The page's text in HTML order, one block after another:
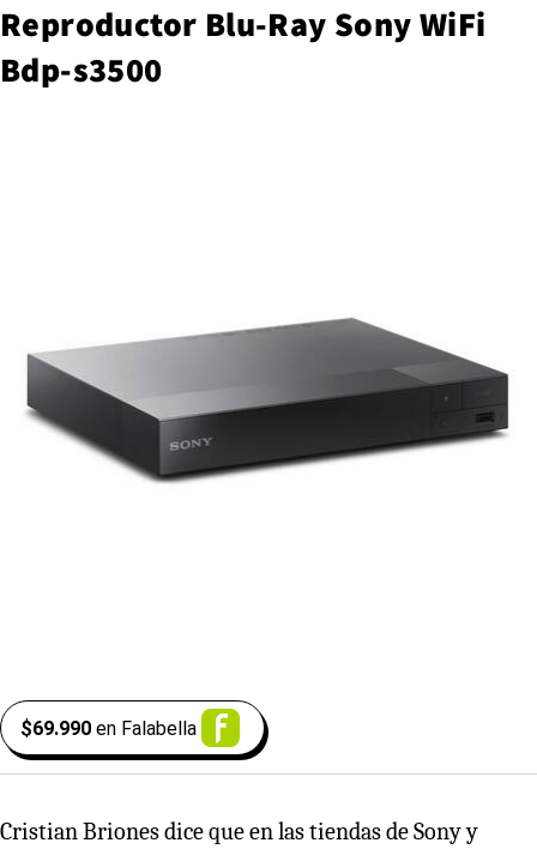
Reproductor Blu-Ray Sony WiFi
Bdp-s3500
$69.990 en Falabella
Cristian Briones dice que en las tiendas de Sony y